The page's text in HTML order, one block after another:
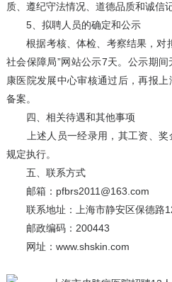
质、遵纪守法情况、道德品质和诚信记
5、拟聘人员的确定和公示
根据考核、体检、考察结果，对
社会保障局”网站公示7天。公示期
康医院发展中心审核通过后，再报
备案。
四、相关待遇和其他事项
上述人员一经录用，其工资、奖
规定执行。
五、联系方式
邮箱：pfbrs2011@163.com
联系地址：上海市静安区保德路
邮政编码：200443
网址：www.shskin.com